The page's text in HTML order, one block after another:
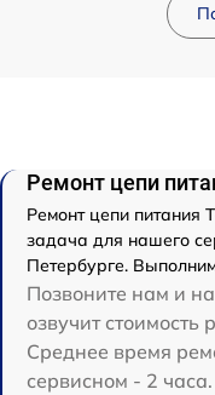
Ремонт цепи
Ремонт цепи питания
задача для нашего
Петербурге.
Позвоните нам и
озвучит стоимость
Среднее время
сервисном - 2 часа.